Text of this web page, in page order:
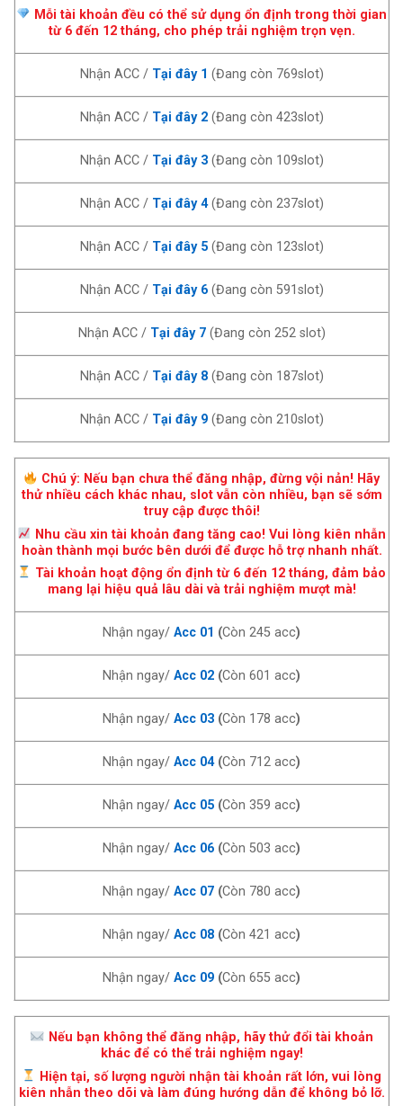
Mỗi tài khoản đều có thể sử dụng ổn định trong thời gian
từ 6 đến 12 tháng, cho phép trải nghiệm trọn vẹn.
Nhận ACC / Tại đây 1 (Đang còn 769slot)
Nhận ACC / Tại đây 2(Đang còn 423slot)
Nhận ACC / Tại đây 3(Đang còn 109slot)
Nhận ACC / Tại đây 4(Đang còn 237slot)
Nhận ACC / Tại đây 5(Đang còn 123slot)
Nhận ACC / Tại đây 6(Đang còn 591slot)
Nhận ACC / Tại đây 7(Đang còn 252 slot)
Nhận ACC / Tại đây 8(Đang còn 187slot)
Nhận ACC / Tại đây 9(Đang còn 210slot)
Chú ý: Nếu bạn chưa thể đăng nhập, đừng vội nản! Hãy
thử nhiều cách khác nhau, slot vẫn còn nhiều, bạn sẽ sớm
truy cập được thôi!
Nhu cầu xin tài khoản đang tăng cao! Vui lòng kiên nhẫn
hoàn thành mọi bước bên dưới để được hỗ trợ nhanh nhất.
Tài khoản hoạt động ổn định từ 6 đến 12 tháng, đảm bảo
mang lại hiệu quả lâu dài và trải nghiệm mượt mà!
Nhận ngay/ Acc 01 (Còn 245 acc)
Nhận ngay/ Acc 02 (Còn 601 acc)
Nhận ngay/ Acc 03 (Còn 178 acc)
Nhận ngay/ Acc 04(Còn 712 acc)
Nhận ngay/ Acc 05 (Còn 359 acc)
Nhận ngay/ Acc 06 (Còn 503 acc)
Nhận ngay/ Acc 07 (Còn 780 acc)
Nhận ngay/ Acc 08 (Còn 421 acc)
Nhận ngay/ Acc 09 (Còn 655 acc)
Nếu bạn không thể đăng nhập, hãy thử đổi tài khoản
khác để có thể trải nghiệm ngay!
Hiện tại, số lượng người nhận tài khoản rất lớn, vui lòng
kiên nhẫn theo dõi và làm đúng hướng dẫn để không bỏ lỡ.